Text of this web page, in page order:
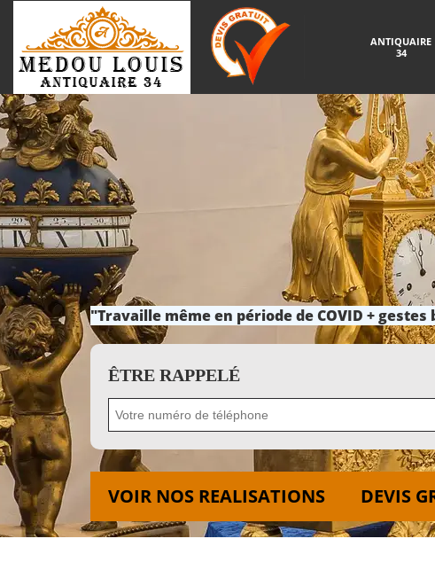
ANTIQUAIRE
34
"Travaille même en période de COVID +
ÊTRE RAPPELÉ
VOIR NOS REALISATIONS DEVIS